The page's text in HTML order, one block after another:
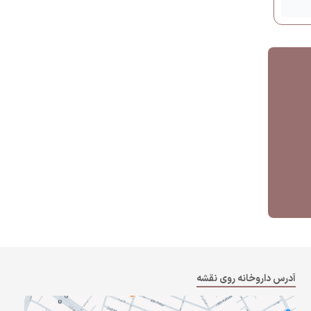
آدرس داروخانه روی نقشه